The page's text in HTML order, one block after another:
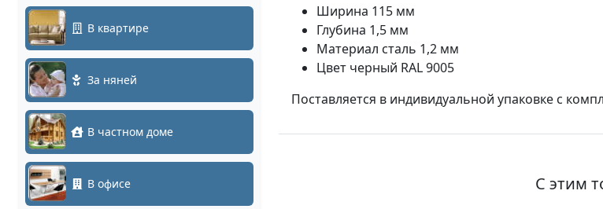
В квартире
За няней
В частном доме
В офисе
Ширина 115 мм
Глубина 1,5 мм
Материал сталь 1,2 мм
Цвет черный RAL 9005
Поставляется в индивидуальной упаковке с
С этим